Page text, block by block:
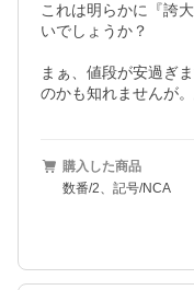
これは明らかに『誇
いでしょうか？
まぁ、値段が安過ぎ
のかも知れませんが
購入した商品
数番/2、記号/NCA